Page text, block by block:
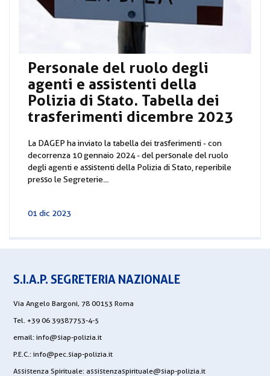
Personale del ruolo degli
agenti e assistenti della
Polizia di Stato. Tabella dei
trasferimenti dicembre 2023
La DAGEP ha inviato la tabella dei trasferimenti - con
decorrenza 10 gennaio 2024 - del personale del ruolo
degli agenti e assistenti della Polizia di Stato, reperibile
presso le Segreterie...
01 dic 2023
S.I.A.P. SEGRETERIA NAZIONALE
Via Angelo Bargoni, 78 00153 Roma
Tel. +39 06 39387753-4-5
email: info@siap-polizia.it
P.E.C.: info@pec.siap-polizia.it
Assistenza Spirituale: assistenzaspirituale@siap-polizia.it